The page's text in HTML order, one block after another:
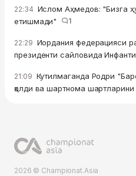
22:34 Ислом Аҳмедов: "Бизга
етишмади"
1
22:29 Иордания федерацияси
президенти сайловида
21:09 Кутилмаганда Родри
қолди ва шартнома
2026 © Championat.Asia